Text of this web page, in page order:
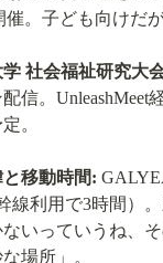
催。子ども向けだ
社会福祉研究大
信。UnleashMeet
。
移動時間:
線利用で3時間）
いっていうね、